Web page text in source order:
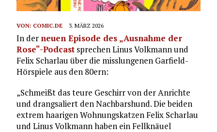
VON: COMIC.DE 3. MÄRZ 2026
In der neuen Episode des „Ausnahme der
Rose“-Podcastsprechen Linus Volkmann und
Felix Scharlau über die misslungenen Garfield-
Hörspiele aus den 80ern:
„Schmeißt das teure Geschirr von der Anrichte
und drangsaliert den Nachbarshund. Die beiden
extrem haarigen Wohnungskatzen Felix Scharlau
und Linus Volkmann haben ein Fellknäuel